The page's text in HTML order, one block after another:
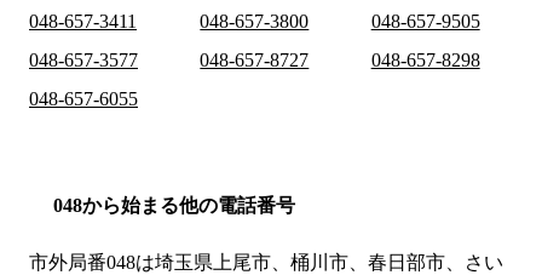
048-657-3411
048-657-3800
048-657-9505
048-657-3577
048-657-8727
048-657-8298
048-657-6055
048から始まる他の電話番号
市外局番048は埼玉県上尾市、桶川市、春日部市、さい